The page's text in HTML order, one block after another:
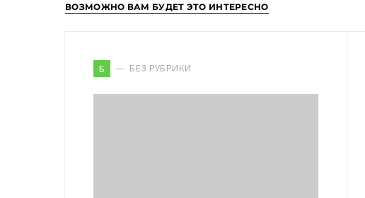
ВОЗМОЖНО ВАМ БУДЕТ ЭТО ИНТЕРЕСНО
Б БЕЗ РУБРИКИ